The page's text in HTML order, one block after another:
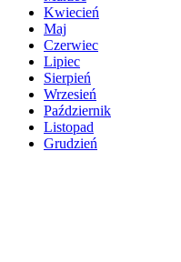
Kwiecień
Maj
Czerwiec
Lipiec
Sierpień
Wrzesień
Październik
Listopad
Grudzień